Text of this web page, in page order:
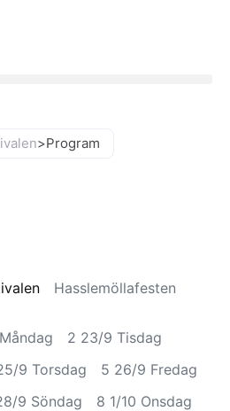
>Program
Hasslemöllafesten
2 23/9 Tisdag
9 Torsdag
5 26/9 Fredag
9 Söndag 8 1/10 Onsdag